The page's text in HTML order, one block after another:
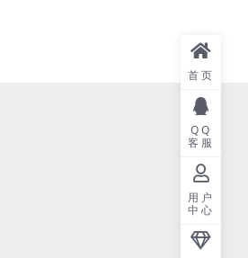
首页
QQ
客服
用户
中心